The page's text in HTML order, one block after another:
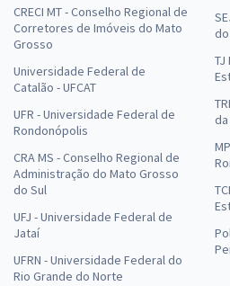
CRECI MT - Conselho Regional de
Corretores de Imóveis do Mato
Grosso
Universidade Federal de
Catalão - UFCAT
UFR - Universidade Federal de
Rondonópolis
CRA MS - Conselho Regional de
Administração do Mato Grosso
do Sul
UFJ - Universidade Federal de
Jataí
UFRN - Universidade Federal do
Rio Grande do Norte
TJ
da